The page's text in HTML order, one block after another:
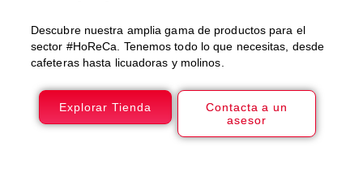
Descubre nuestra amplia gama de productos para el
sector #HoReCa. Tenemos todo lo que necesitas, desde
cafeteras hasta licuadoras y molinos.
Explorar Tienda
Contacta a un
asesor